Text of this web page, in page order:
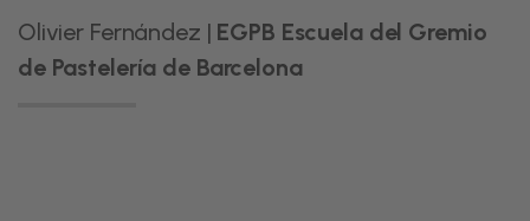
Olivier Fernández | EGPB Escuela del Gremio
de Pastelería de Barcelona